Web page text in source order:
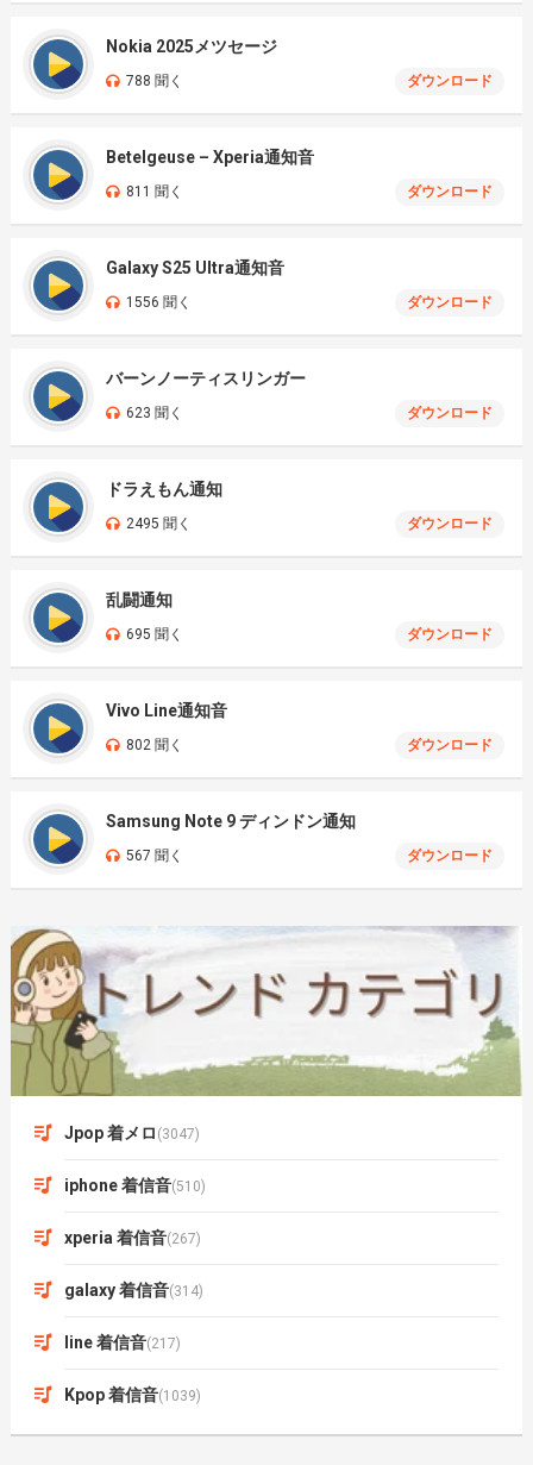
Nokia 2025メツセージ
788 聞く ダウンロード
Betelgeuse – Xperia通知音
811 聞く ダウンロード
Galaxy S25 Ultra通知音
1556 聞く ダウンロード
バーンノーティスリンガー
623 聞く ダウンロード
ドラえもん通知
2495 聞く ダウンロード
乱闘通知
695 聞く ダウンロード
Vivo Line通知音
802 聞く ダウンロード
Samsung Note 9 ディンドン通知
567 聞く ダウンロード
Jpop 着メロ (3047)
iphone 着信音(510)
xperia 着信音(267)
galaxy 着信音(314)
line 着信音(217)
Kpop 着信音(1039)